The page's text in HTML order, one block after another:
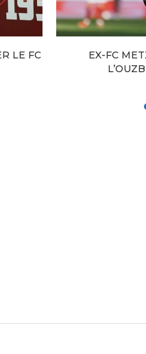
LE FC
EX-FC